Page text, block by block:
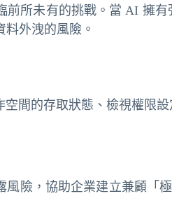
前所未有的挑戰。當 AI 擁
外洩的風險。
間的存取狀態、檢視權限
險，協助企業建立兼顧「